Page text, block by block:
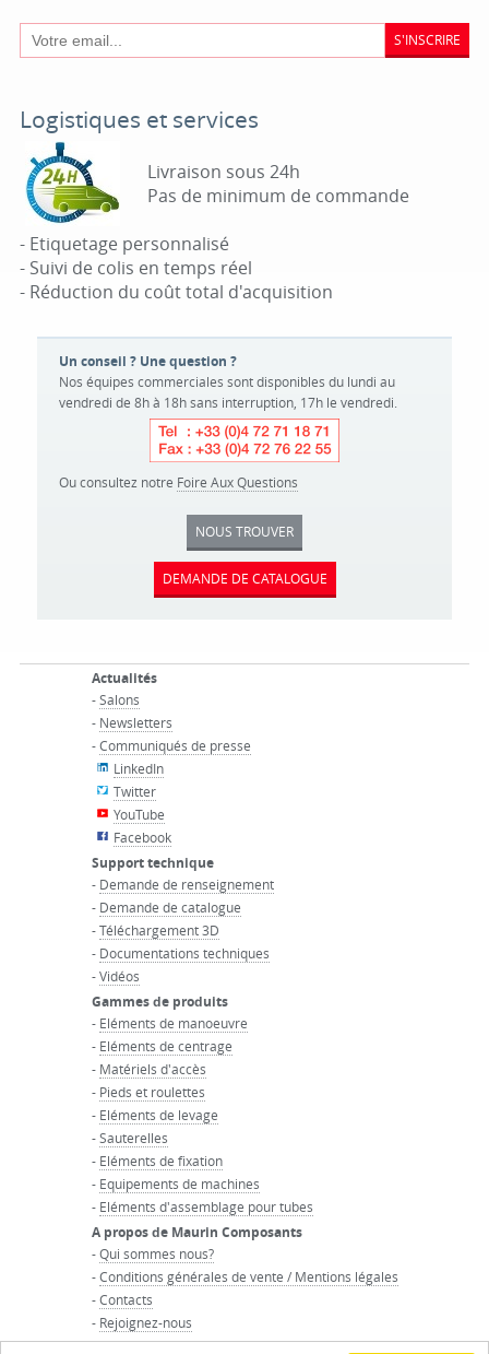
S'INSCRIRE
Logistiques et services
Livraison sous 24h
Pas de minimum de commande
- Etiquetage personnalisé
- Suivi de colis en temps réel
- Réduction du coût total d'acquisition
Un conseil ? Une question ?
Nos équipes commerciales sont disponibles du lundi au
vendredi de 8h à 18h sans interruption, 17h le vendredi.
Ou consultez notre Foire Aux Questions
NOUS TROUVER
DEMANDE DE CATALOGUE
Actualités
-Salons
- Newsletters
-Communiqués de presse
LinkedIn
Twitter
YouTube
Facebook
Support technique
- Demande de renseignement
- Demande de catalogue
-Téléchargement 3D
- Documentations techniques
-Vidéos
Gammes de produits
- Eléments de manoeuvre
- Eléments de centrage
- Matériels d'accès
- Pieds et roulettes
- Eléments de levage
-Sauterelles
- Eléments de fixation
- Equipements de machines
- Eléments d'assemblage pour tubes
A propos de Maurin Composants
-Qui sommes nous?
-Conditions générales de vente / Mentions légales
-Contacts
- Rejoignez-nous
-Accueil du groupe Maurin